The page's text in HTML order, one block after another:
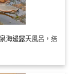
海邊露天風呂，搭